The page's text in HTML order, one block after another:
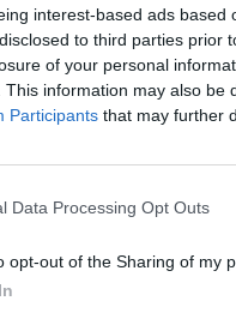
interest-based ads
to third parties prior
of your personal
This information may also be
Participants that may further
Data Processing Opt Outs
opt-out of the Sharing of my
A Mazda kedden
elektromos autójuk,
Hirosimában